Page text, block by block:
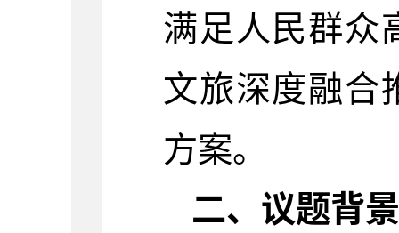
满足人民群众
文旅深度融合
方案。
二、议题背景